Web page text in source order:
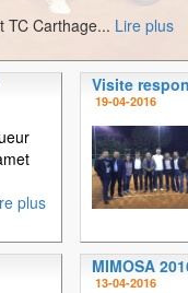
TC Carthage... Lire plus
plus
Visite
19-04-2016
MIMOSA
13-04-2016